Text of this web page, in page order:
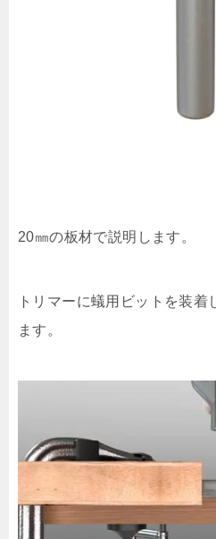
20㎜の板材で説明します。
トリマーに蟻用ビットを装
ます。